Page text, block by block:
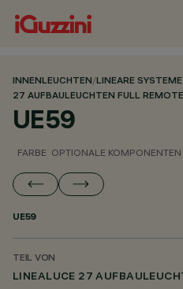
INNENLEUCHTEN/LINEARE SYSTEME
27 AUFBAULEUCHTEN FULL REMOTE
UE59
FARBE OPTIONALE KOMPONENTEN
UE59
TEIL VON
LINEALUCE 27